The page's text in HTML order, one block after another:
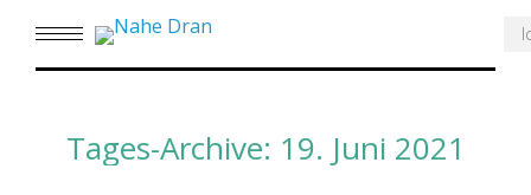
Tages-Archive: 19. Juni 2021